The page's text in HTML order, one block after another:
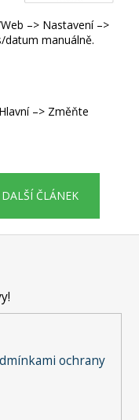
–> Nastavení –>
datum manuálně.
–> Změňte
DALŠÍ ČLÁNEK
ochrany